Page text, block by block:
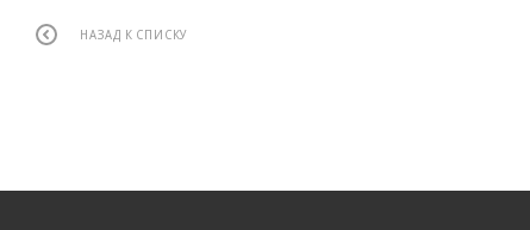
НАЗАД К СПИСКУ